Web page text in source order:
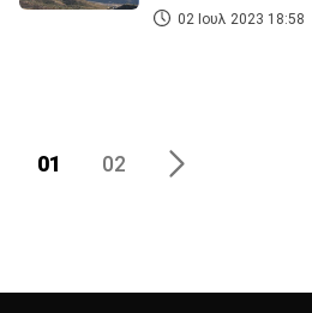
02 Ιουλ 2023 18:58
01 02